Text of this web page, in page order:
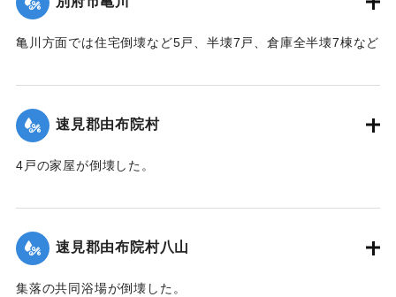
｜固有コード:
亀川方面では住宅倒壊など5戸、半壊7戸、倉庫全半壊7棟など
｜固有コード:
速見郡由布院村
4戸の家屋が倒壊した。
｜固有コード:00474055
速見郡由布院村八山
集落の共同浴場が倒壊した。